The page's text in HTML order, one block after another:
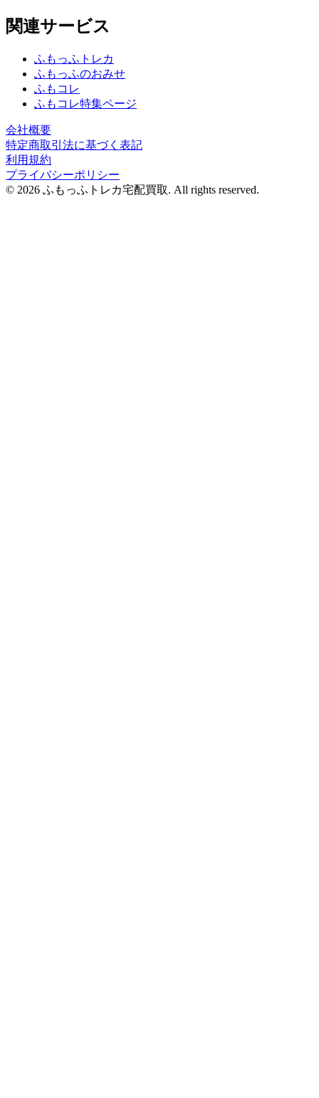
関連サービス
ふもっふトレカ
ふもっふのおみせ
ふもコレ
ふもコレ特集ページ
会社概要
特定商取引法に基づく表記
利用規約
プライバシーポリシー
© 2026 ふもっふトレカ宅配買取. All rights reserved.